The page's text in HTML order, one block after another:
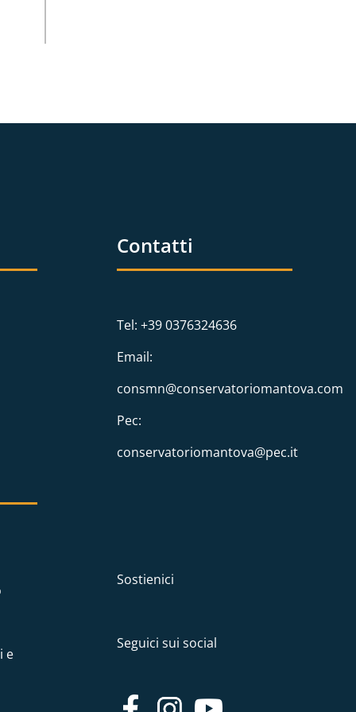
e
Contatti
Tel: +39 0376324636
Email:
consmn@conservatoriomantova.com
Pec:
conservatoriomantova@pec.it
Sostienici
Seguici sui social